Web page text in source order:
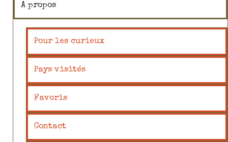
A propos
Pour les curieux
Pays visités
Favoris
Contact